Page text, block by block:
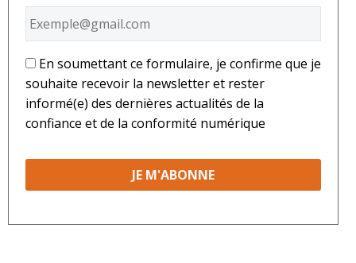
* En soumettant ce formulaire, je confirme que je
souhaite recevoir la newsletter et rester
informé(e) des dernières actualités de la
confiance et de la conformité numérique